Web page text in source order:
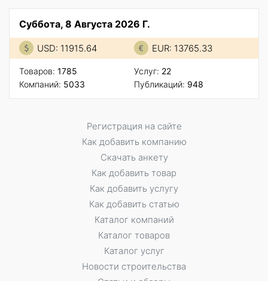
Суббота, 8 Августа 2026 Г.
USD: 11915.64 EUR: 13765.33
Товаров: 1785
Компаний: 5033
Услуг: 22
Публикаций: 948
Регистрация на сайте
Как добавить компанию
Скачать анкету
Как добавить товар
Как добавить услугу
Как добавить статью
Каталог компаний
Каталог товаров
Каталог услуг
Новости строительства